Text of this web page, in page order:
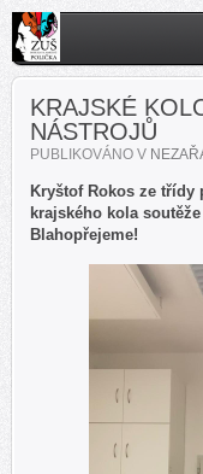
KRAJSKÉ
NÁSTROJŮ
PUBLIKOVÁNO V
Kryštof Rokos ze třídy
krajského kola
Blahopřejeme!